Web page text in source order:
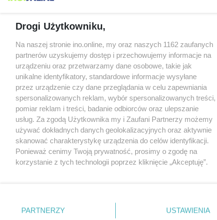
Drogi Użytkowniku,
Na naszej stronie ino.online, my oraz naszych 1162 zaufanych
partnerów uzyskujemy dostęp i przechowujemy informacje na
urządzeniu oraz przetwarzamy dane osobowe, takie jak
unikalne identyfikatory, standardowe informacje wysyłane
przez urządzenie czy dane przeglądania w celu zapewniania
spersonalizowanych reklam, wybór spersonalizowanych treści,
pomiar reklam i treści, badanie odbiorców oraz ulepszanie
usług. Za zgodą Użytkownika my i Zaufani Partnerzy możemy
używać dokładnych danych geolokalizacyjnych oraz aktywnie
skanować charakterystykę urządzenia do celów identyfikacji.
Ponieważ cenimy Twoją prywatność, prosimy o zgodę na
korzystanie z tych technologii poprzez kliknięcie „Akceptuję”.
nie wymagają zgody użytkownika, ale masz prawo sprzeciwić
się takiemu przetwarzaniu. Preferencje będą miały
PARTNERZY USTAWIENIA